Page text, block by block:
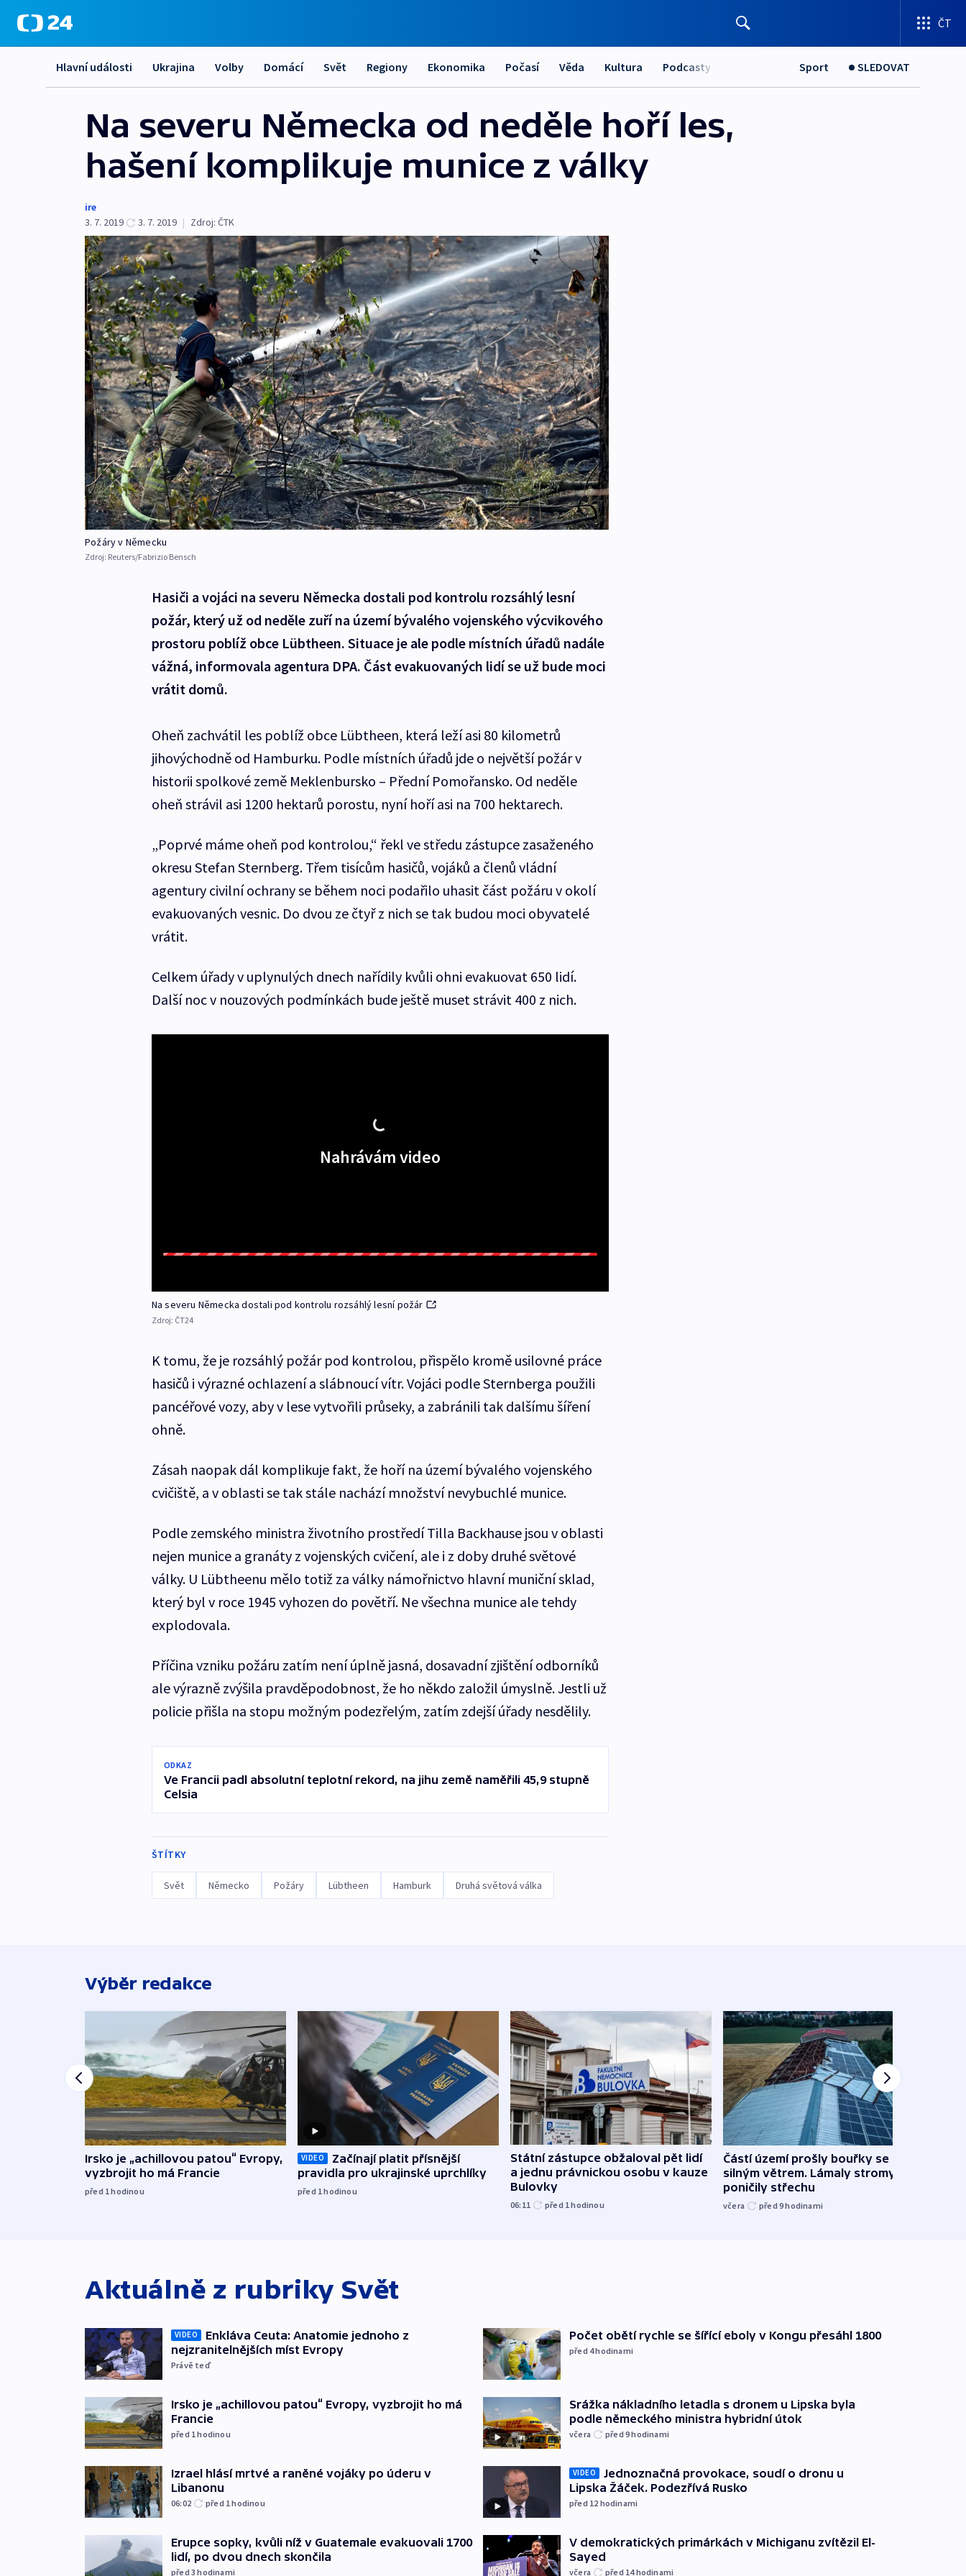
ČT
Hlavní události Ukrajina Volby Domácí Svět Regiony Ekonomika Počasí Věda Kultura Podcasty Sport SLEDOVAT
Na severu Německa od neděle hoří les,
hašení komplikuje munice z války
ire
3. 7. 2019
3. 7. 2019 | Zdroj: ČTK
Požáry v Německu
Zdroj: Reuters/Fabrizio Bensch
Hasiči a vojáci na severu Německa dostali pod kontrolu rozsáhlý lesní
požár, který už od neděle zuří na území bývalého vojenského výcvikového
prostoru poblíž obce Lübtheen. Situace je ale podle místních úřadů nadále
vážná, informovala agentura DPA. Část evakuovaných lidí se už bude moci
vrátit domů.
Oheň zachvátil les poblíž obce Lübtheen, která leží asi 80 kilometrů
jihovýchodně od Hamburku. Podle místních úřadů jde o největší požár v
historii spolkové země Meklenbursko – Přední Pomořansko. Od neděle
oheň strávil asi 1200 hektarů porostu, nyní hoří asi na 700 hektarech.
„Poprvé máme oheň pod kontrolou,“ řekl ve středu zástupce zasaženého
okresu Stefan Sternberg. Třem tisícům hasičů, vojáků a členů vládní
agentury civilní ochrany se během noci podařilo uhasit část požáru v okolí
evakuovaných vesnic. Do dvou ze čtyř z nich se tak budou moci obyvatelé
vrátit.
Celkem úřady v uplynulých dnech nařídily kvůli ohni evakuovat 650 lidí.
Další noc v nouzových podmínkách bude ještě muset strávit 400 z nich.
Nahrávám video
Na severu Německa dostali pod kontrolu rozsáhlý lesní požár
Zdroj: ČT24
K tomu, že je rozsáhlý požár pod kontrolou, přispělo kromě usilovné práce
hasičů i výrazné ochlazení a slábnoucí vítr. Vojáci podle Sternberga použili
pancéřové vozy, aby v lese vytvořili průseky, a zabránili tak dalšímu šíření
ohně.
Zásah naopak dál komplikuje fakt, že hoří na území bývalého vojenského
cvičiště, a v oblasti se tak stále nachází množství nevybuchlé munice.
Podle zemského ministra životního prostředí Tilla Backhause jsou v oblasti
nejen munice a granáty z vojenských cvičení, ale i z doby druhé světové
války. U Lübtheenu mělo totiž za války námořnictvo hlavní muniční sklad,
který byl v roce 1945 vyhozen do povětří. Ne všechna munice ale tehdy
explodovala.
Příčina vzniku požáru zatím není úplně jasná, dosavadní zjištění odborníků
ale výrazně zvýšila pravděpodobnost, že ho někdo založil úmyslně. Jestli už
policie přišla na stopu možným podezřelým, zatím zdejší úřady nesdělily.
ODKAZ
Ve Francii padl absolutní teplotní rekord, na jihu země naměřili 45,9 stupně
Celsia
ŠTÍTKY
Svět Německo Požáry Lübtheen Hamburk Druhá světová válka
Výběr redakce
Irsko je „achillovou patou“ Evropy,
vyzbrojit ho má Francie
před 1hodinou
VIDEO
Začínají platit přísnější
pravidla pro ukrajinské uprchlíky
před 1hodinou
Státní zástupce obžaloval pět lidí
a jednu právnickou osobu v kauze
Bulovky
06:11 před 1hodinou
Částí území prošly bouřky se
silným větrem. Lámaly stromy a
poničily střechu
včera před 9hodinami
Aktuálně z rubriky Svět
VIDEO
Enkláva Ceuta: Anatomie jednoho z
nejzranitelnějších míst Evropy
Právě teď
Irsko je „achillovou patou“ Evropy, vyzbrojit ho má
Francie
před 1hodinou
Izrael hlásí mrtvé a raněné vojáky po úderu v
Libanonu
06:02 před 1hodinou
Erupce sopky, kvůli níž v Guatemale evakuovali 1700
lidí, po dvou dnech skončila
před 3hodinami
Počet obětí rychle se šířící eboly v Kongu přesáhl 1800
před 4hodinami
Srážka nákladního letadla s dronem u Lipska byla
podle německého ministra hybridní útok
včera před 9hodinami
VIDEO
Jednoznačná provokace, soudí o dronu u
Lipska Žáček. Podezřívá Rusko
před 12 hodinami
V demokratických primárkách v Michiganu zvítězil El-
Sayed
včera před 14hodinami